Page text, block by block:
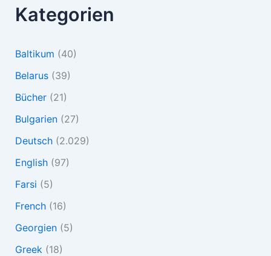
Kategorien
Baltikum (40)
Belarus(39)
Bücher(21)
Bulgarien(27)
Deutsch(2.029)
English(97)
Farsi (5)
French(16)
Georgien(5)
Greek (18)